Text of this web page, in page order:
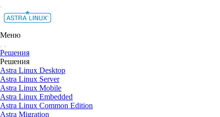
Меню
Решения
Решения
Astra Linux Desktop
Astra Linux Server
Astra Linux Mobile
Astra Linux Embedded
Astra Linux Common Edition
Astra Migration